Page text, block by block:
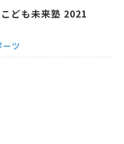
ども未来塾 2021
ーツ